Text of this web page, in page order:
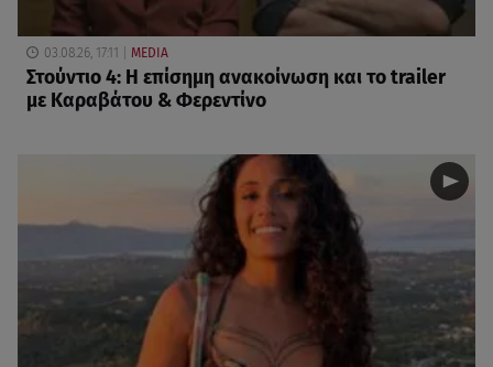
03.08.26, 17:11 MEDIA
Στούντιο 4: Η επίσημη ανακοίνωση και το trailer
με Καραβάτου & Φερεντίνο